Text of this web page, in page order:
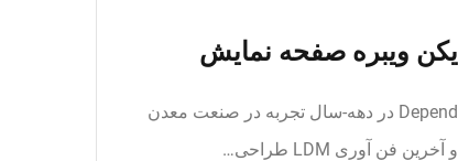
یکن ویبره صفحه نمایش
Depend در دهه-سال تجربه در صنعت معدن
و آخرین فن آوری LDM طراحی…